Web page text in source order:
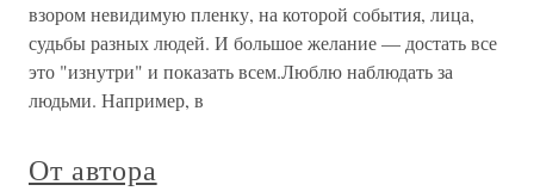
взором невидимую пленку, на которой события, лица,
судьбы разных людей. И большое желание — достать все
это "изнутри" и показать всем.Люблю наблюдать за
людьми. Например, в
От автора